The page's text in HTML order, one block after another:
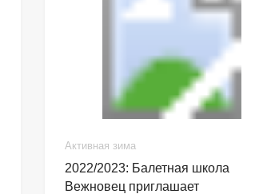
Активная зима
2022/2023: Балетная школа
Вежновец приглашает